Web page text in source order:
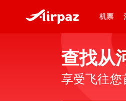
机票
查找从
享受飞往您